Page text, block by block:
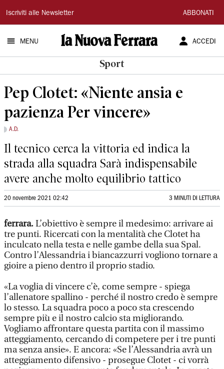
La
Nuova
Ferrara
Iscriviti alle Newsletter ABBONATI
MENU ACCEDI
Sport
Pep Clotet: «Niente ansia e
pazienza Per vincere»
A.D.
Il tecnico cerca la vittoria ed indica la
strada alla squadra Sarà indispensabile
avere anche molto equilibrio tattico
20 novembre 2021 02:42 3 MINUTI DI LETTURA
ferrara.L’obiettivo è sempre il medesimo: arrivare ai
tre punti. Ricercati con la mentalità che Clotet ha
inculcato nella testa e nelle gambe della sua Spal.
Contro l’Alessandria i biancazzurri vogliono tornare a
gioire a pieno dentro il proprio stadio.
«La voglia di vincere c’è, come sempre - spiega
l’allenatore spallino - perché il nostro credo è sempre
lo stesso. La squadra poco a poco sta crescendo
sempre più e il nostro calcio sta migliorando.
Vogliamo affrontare questa partita con il massimo
atteggiamento, cercando di competere per i tre punti
ma senza ansie». E ancora: «Se l’Alessandria avrà un
atteggiamento difensivo - prosegue Clotet - ci vorrà